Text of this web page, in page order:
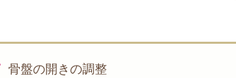
骨盤の開きの調整